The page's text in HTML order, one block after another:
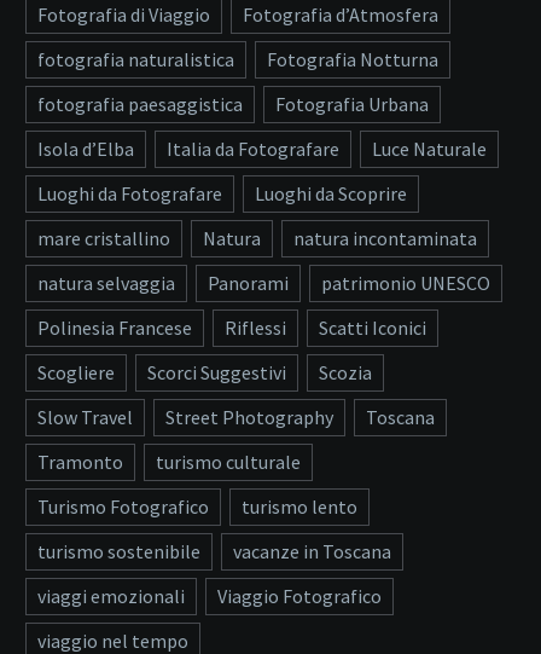
Fotografia di Viaggio
Fotografia d’Atmosfera
fotografia naturalistica
Fotografia Notturna
fotografia paesaggistica
Fotografia Urbana
Isola d’Elba
Italia da Fotografare
Luce Naturale
Luoghi da Fotografare
Luoghi da Scoprire
mare cristallino
Natura
natura incontaminata
natura selvaggia
Panorami
patrimonio UNESCO
Polinesia Francese
Riflessi
Scatti Iconici
Scogliere
Scorci Suggestivi
Scozia
Slow Travel
Street Photography
Toscana
Tramonto
turismo culturale
Turismo Fotografico
turismo lento
turismo sostenibile
vacanze in Toscana
viaggi emozionali
Viaggio Fotografico
viaggio nel tempo